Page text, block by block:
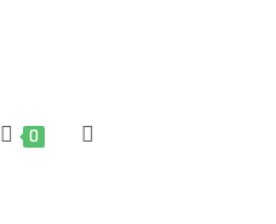
0 Alternar